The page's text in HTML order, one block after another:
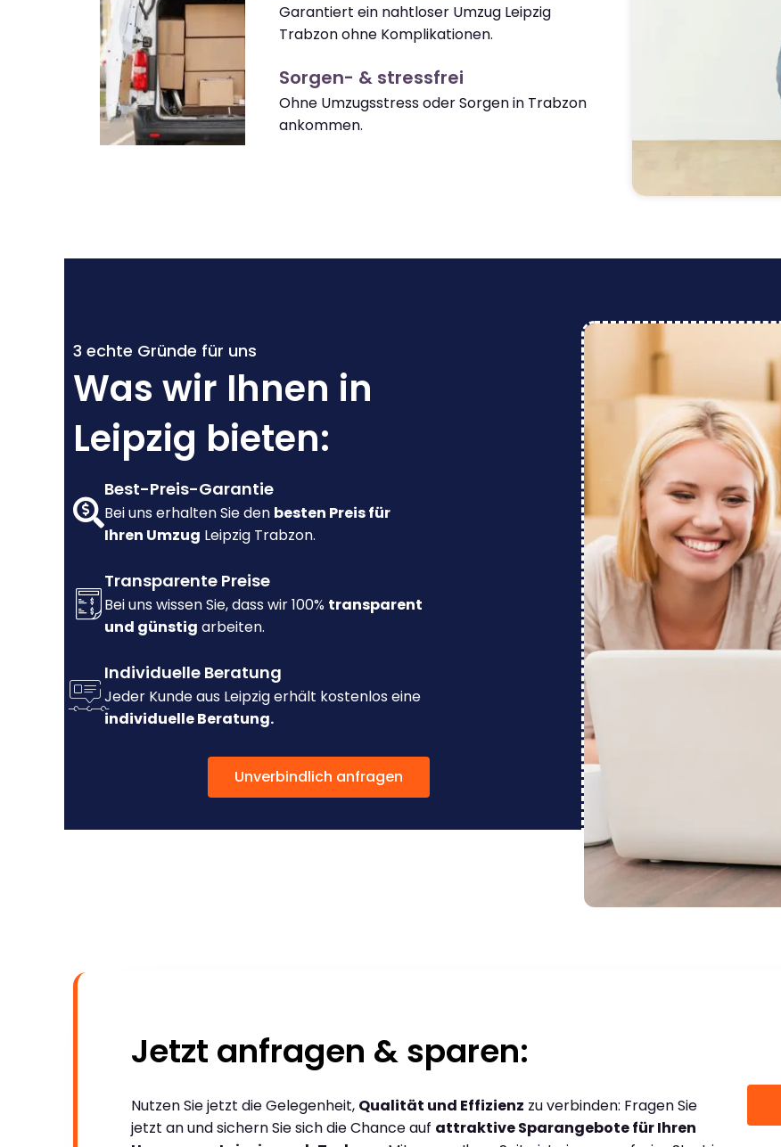
Garantiert ein nahtloser Umzug Leipzig
Trabzon ohne Komplikationen.
Sorgen- & stressfrei
Ohne Umzugsstress oder Sorgen in Trabzon
ankommen.
3 echte Gründe für uns
Was wir Ihnen in
Leipzig bieten:
Best-Preis-Garantie
Bei uns erhalten Sie den besten Preis für
Ihren Umzug Leipzig Trabzon.
Transparente Preise
Bei uns wissen Sie, dass wir 100% transparent
und günstig arbeiten.
Individuelle Beratung
Jeder Kunde aus Leipzig erhält kostenlos eine
individuelle Beratung.
Unverbindlich anfragen
Jetzt anfragen & sparen:
Nutzen Sie jetzt die Gelegenheit, Qualität und Effizienz zu verbinden: Fragen Sie
jetzt an und sichern Sie sich die Chance auf attraktive Sparangebote für Ihren